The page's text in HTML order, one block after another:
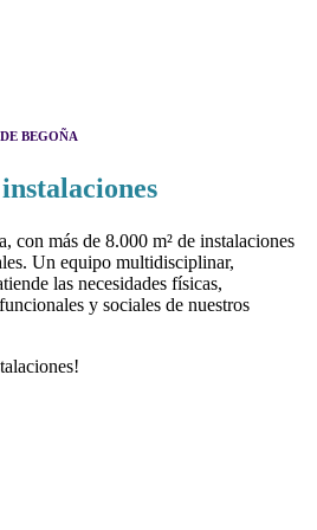
BEGOÑA
con más de 8.000 m² de instalaciones
Un equipo multidisciplinar,
las necesidades físicas,
y sociales de nuestros